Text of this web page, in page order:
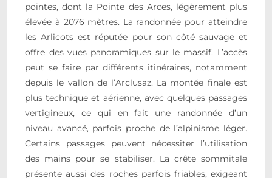
pointes, dont la Pointe des Arces, légèrement plus
élevée à 2076 mètres. La randonnée pour atteindre
les Arlicots est réputée pour son côté sauvage et
offre des vues panoramiques sur le massif. L’accès
peut se faire par différents itinéraires, notamment
depuis le vallon de l’Arclusaz. La montée finale est
plus technique et aérienne, avec quelques passages
vertigineux, ce qui en fait une randonnée d’un
niveau avancé, parfois proche de l’alpinisme léger.
Certains passages peuvent nécessiter l’utilisation
des mains pour se stabiliser. La crête sommitale
présente aussi des roches parfois friables, exigeant